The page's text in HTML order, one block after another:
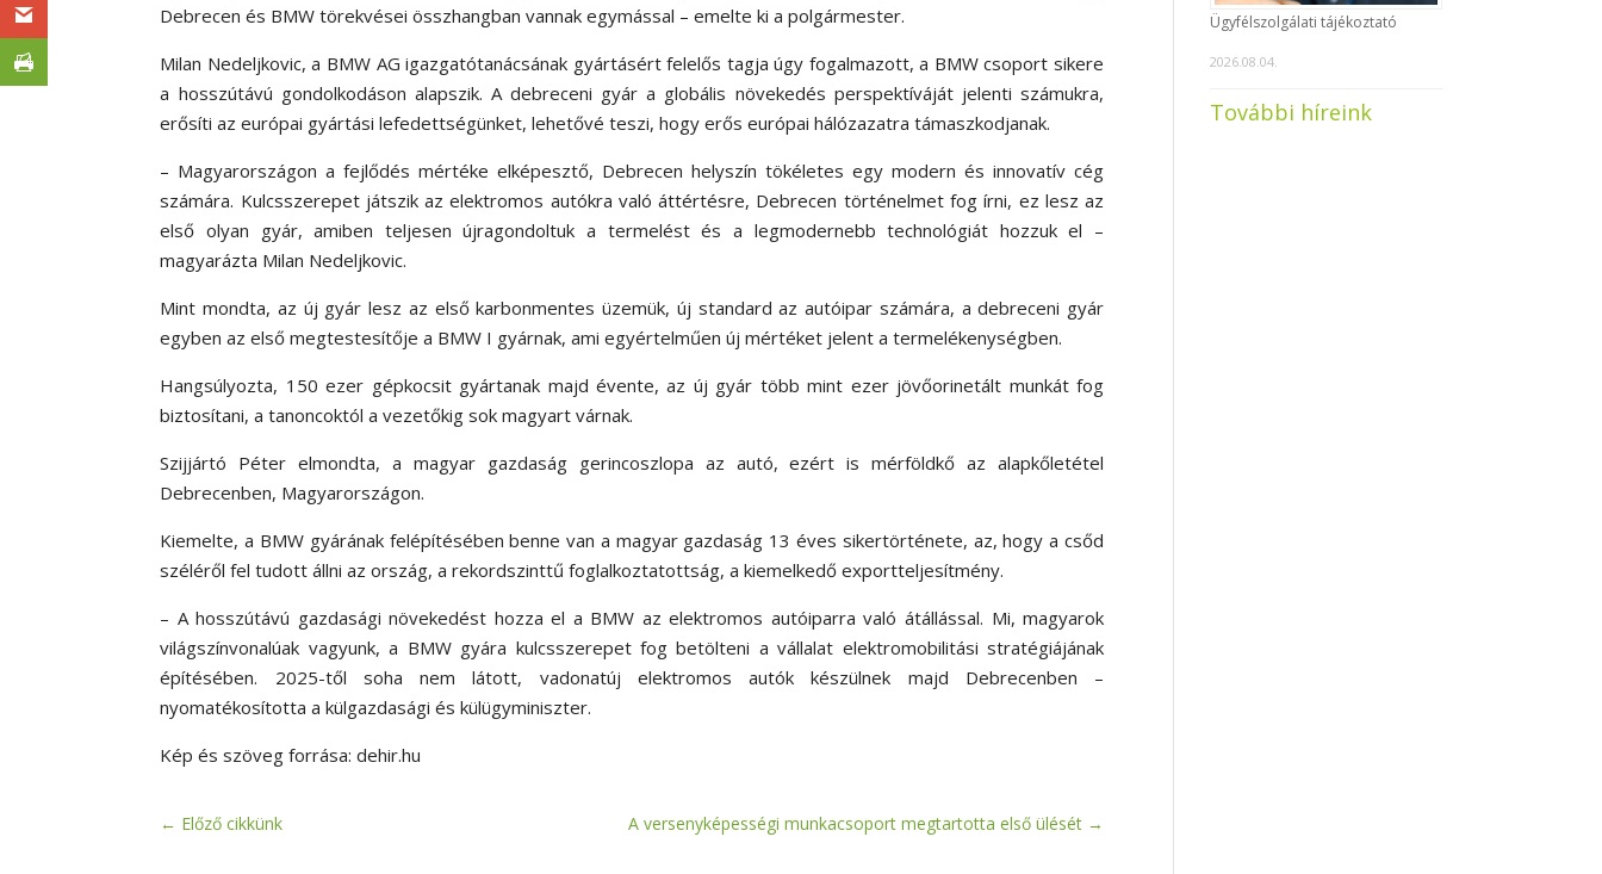
Debrecen és BMW törekvései összhangban vannak egymással – emelte ki a polgármester.
Milan Nedeljkovic, a BMW AG igazgatótanácsának gyártásért felelős tagja úgy fogalmazott, a BMW csoport sikere
a hosszútávú gondolkodáson alapszik. A debreceni gyár a globális növekedés perspektíváját jelenti számukra,
erősíti az európai gyártási lefedettségünket, lehetővé teszi, hogy erős európai hálózazatra támaszkodjanak.
– Magyarországon a fejlődés mértéke elképesztő, Debrecen helyszín tökéletes egy modern és innovatív cég
számára. Kulcsszerepet játszik az elektromos autókra való áttértésre, Debrecen történelmet fog írni, ez lesz az
első olyan gyár, amiben teljesen újragondoltuk a termelést és a legmodernebb technológiát hozzuk el –
magyarázta Milan Nedeljkovic.
Mint mondta, az új gyár lesz az első karbonmentes üzemük, új standard az autóipar számára, a debreceni gyár
egyben az első megtestesítője a BMW I gyárnak, ami egyértelműen új mértéket jelent a termelékenységben.
Hangsúlyozta, 150 ezer gépkocsit gyártanak majd évente, az új gyár több mint ezer jövőorinetált munkát fog
biztosítani, a tanoncoktól a vezetőkig sok magyart várnak.
Szijjártó Péter elmondta, a magyar gazdaság gerincoszlopa az autó, ezért is mérföldkő az alapkőletétel
Debrecenben, Magyarországon.
Kiemelte, a BMW gyárának felépítésében benne van a magyar gazdaság 13 éves sikertörténete, az, hogy a csőd
széléről fel tudott állni az ország, a rekordszinttű foglalkoztatottság, a kiemelkedő exportteljesítmény.
– A hosszútávú gazdasági növekedést hozza el a BMW az elektromos autóiparra való átállással. Mi, magyarok
világszínvonalúak vagyunk, a BMW gyára kulcsszerepet fog betölteni a vállalat elektromobilitási stratégiájának
építésében. 2025-től soha nem látott, vadonatúj elektromos autók készülnek majd Debrecenben –
nyomatékosította a külgazdasági és külügyminiszter.
Kép és szöveg forrása: dehir.hu
← Előző cikkünk A versenyképességi munkacsoport megtartotta első ülését →
Ügyfélszolgálati tájékoztató
2026.08.04.
További híreink